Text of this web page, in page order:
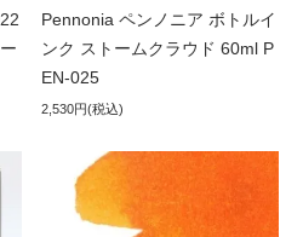
Pennonia ペンノニア ボトルイ
ンク ストームクラウド 60ml P
EN-025
2,530円(税込)